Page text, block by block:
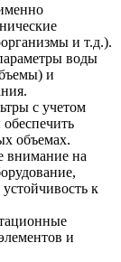
и т.д.).
воды
и
с учетом
объемах.
внимание на
к
и